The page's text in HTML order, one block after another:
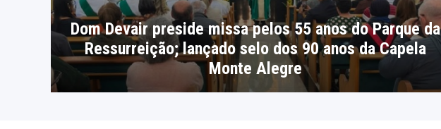
Dom Devair preside missa pelos 55 anos do Parque da
Ressurreição; lançado selo dos 90 anos da Capela
Monte Alegre